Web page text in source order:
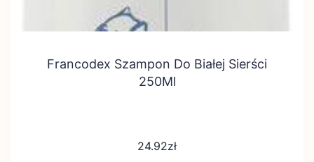
Francodex Szampon Do Białej Sierści
250Ml
24.92zł